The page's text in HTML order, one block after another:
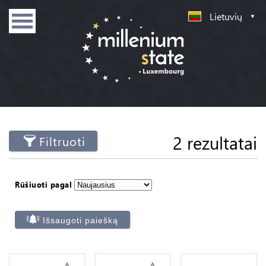
Lietuvių
Filtruoti 2 rezultatai
Rūšiuoti pagal
Išsaugoti paiešką